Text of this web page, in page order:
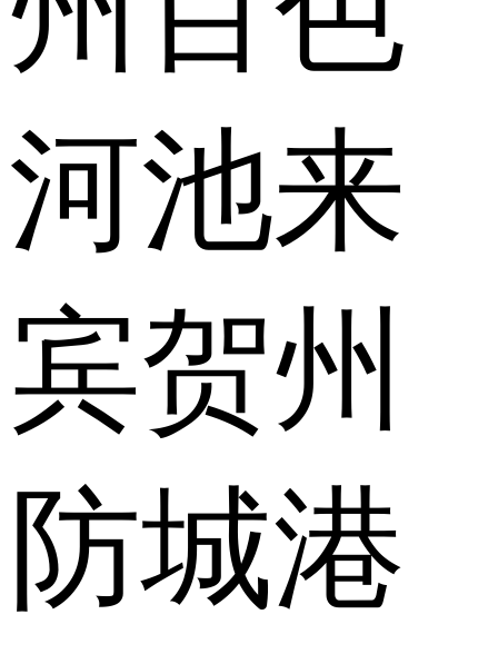
河池来
宾贺州
防城港